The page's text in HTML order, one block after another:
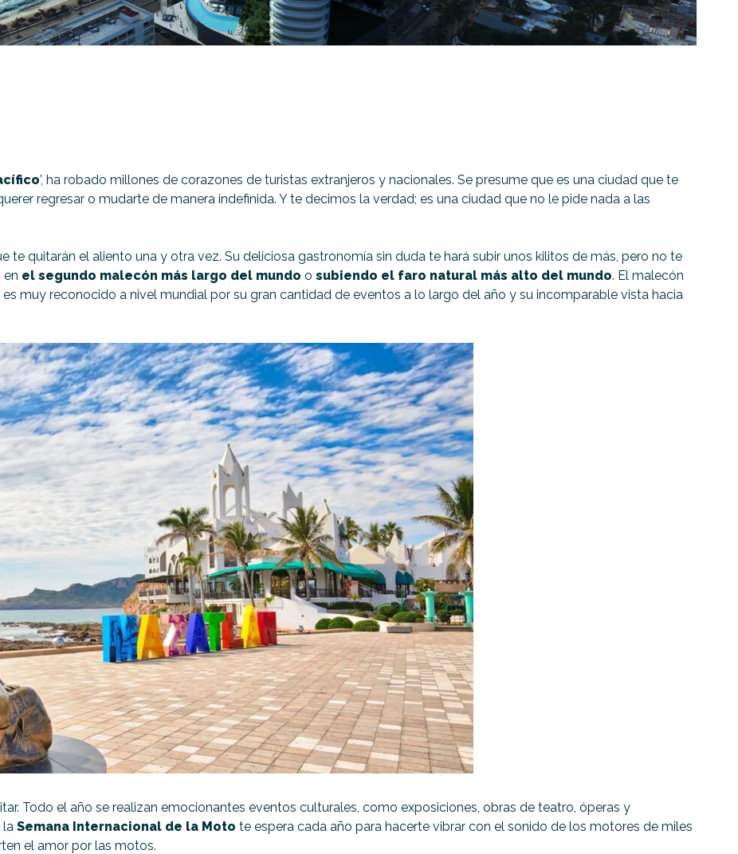
’, ha robado millones de corazones de turistas extranjeros y nacionales. Se presume que es una ciudad que te
regresar o mudarte de manera indefinida. Y te decimos la verdad; es una ciudad que no le pide nada a las
te quitarán el aliento una y otra vez. Su deliciosa gastronomía sin duda te hará subir unos kilitos de más, pero no te
en el segundo malecón más largo del mundo o subiendo el faro natural más alto del mundo. El malecón
muy reconocido a nivel mundial por su gran cantidad de eventos a lo largo del año y su incomparable vista hacia
Todo el año se realizan emocionantes eventos culturales, como exposiciones, obras de teatro, óperas y
la Semana Internacional de la Moto te espera cada año para hacerte vibrar con el sonido de los motores de miles
el amor por las motos.